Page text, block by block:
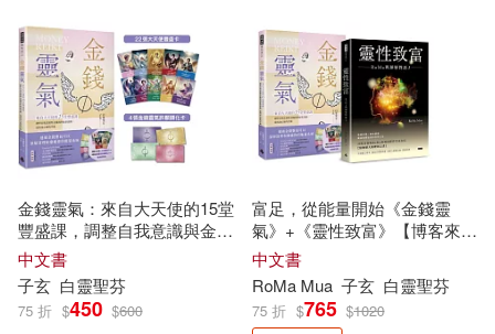
篩
選
電子書(1)
展開
作者 (可複選)
子玄(3) 白靈聖芬(3)
RoMa Mua(1)
金錢靈氣：來自大天使的15堂
豐盛課，調整自我意識與金錢
間的能量流動，達到身心靈的
平衡 (隨書附贈：獨家22張大
天使豐盛卡+4張金錢靈氣許願
顯化卡+收納絨布袋)
中文書
子玄 白靈聖芬
75 折 $450 $600
富足，從能量開始《金錢靈
氣》+《靈性致富》【博客來獨
家套書】
中文書
RoMa Mua 子玄 白靈聖芬
75 折 $765 $1020